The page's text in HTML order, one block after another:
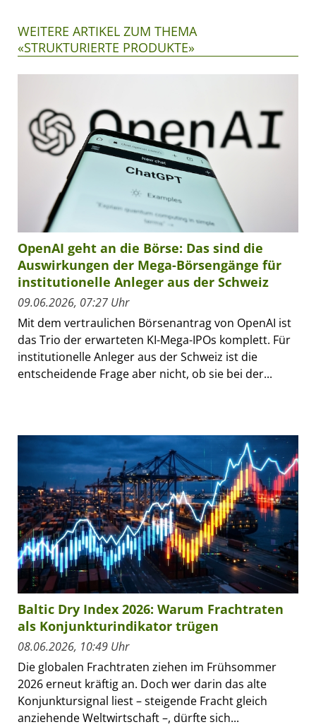
WEITERE ARTIKEL ZUM THEMA
«STRUKTURIERTE PRODUKTE»
OpenAI geht an die Börse: Das sind die
Auswirkungen der Mega-Börsengänge für
institutionelle Anleger aus der Schweiz
09.06.2026, 07:27 Uhr
Mit dem vertraulichen Börsenantrag von OpenAI ist
das Trio der erwarteten KI-Mega-IPOs komplett. Für
institutionelle Anleger aus der Schweiz ist die
entscheidende Frage aber nicht, ob sie bei der...
Baltic Dry Index 2026: Warum Frachtraten
als Konjunkturindikator trügen
08.06.2026, 10:49 Uhr
Die globalen Frachtraten ziehen im Frühsommer
2026 erneut kräftig an. Doch wer darin das alte
Konjunktursignal liest – steigende Fracht gleich
anziehende Weltwirtschaft –, dürfte sich...